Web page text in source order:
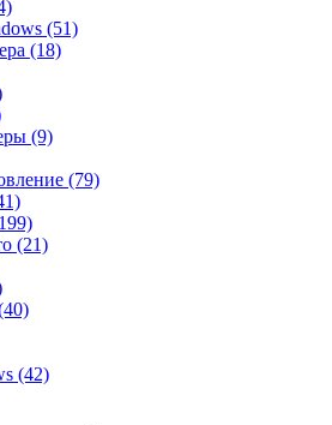
(51)
(18)
(9)
(79)
(21)
(42)